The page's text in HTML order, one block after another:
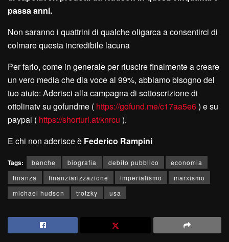
passa anni.
Non saranno i quattrini di qualche oligarca a consentirci di
colmare questa incredibile lacuna
Per farlo, come in generale per riuscire finalmente a creare
un vero media che dia voce al 99%, abbiamo bisogno del
tuo aiuto: Aderisci alla campagna di sottoscrizione di
ottolinatv su gofundme ( https://gofund.me/c17aa5e6) e su
paypal ( https://shorturl.at/knrcu ).
E chi non aderisce è Federico Rampini
Tags: banche biografia debito pubblico
economia
finanza
finanziarizzazione imperialismo
marxismo
michael hudson
trotzky usa